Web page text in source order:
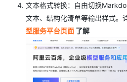
文本格式转换：自由切换
文本、结构化清单等输出样式。
型服务平台页面 了解